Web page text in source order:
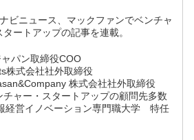
ビニュース、マックファンでベンチャ
タートアップの記事を連載。
ャパン取締役COO
株式会社社外取締役
株式会社社外取締役
チャー・スタートアップの顧問先多数
経営イノベーション専門職大学 特任